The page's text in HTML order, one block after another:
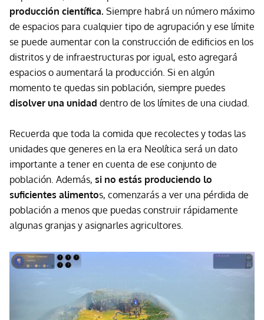
producción científica. Siempre habrá un número máximo
de espacios para cualquier tipo de agrupación y ese límite
se puede aumentar con la construcción de edificios en los
distritos y de infraestructuras por igual, esto agregará
espacios o aumentará la producción. Si en algún
momento te quedas sin población, siempre puedes
disolver una unidad dentro de los límites de una ciudad.
Recuerda que toda la comida que recolectes y todas las
unidades que generes en la era Neolítica será un dato
importante a tener en cuenta de ese conjunto de
población. Además, si no estás produciendo lo
suficientes alimentos, comenzarás a ver una pérdida de
población a menos que puedas construir rápidamente
algunas granjas y asignarles agricultores.